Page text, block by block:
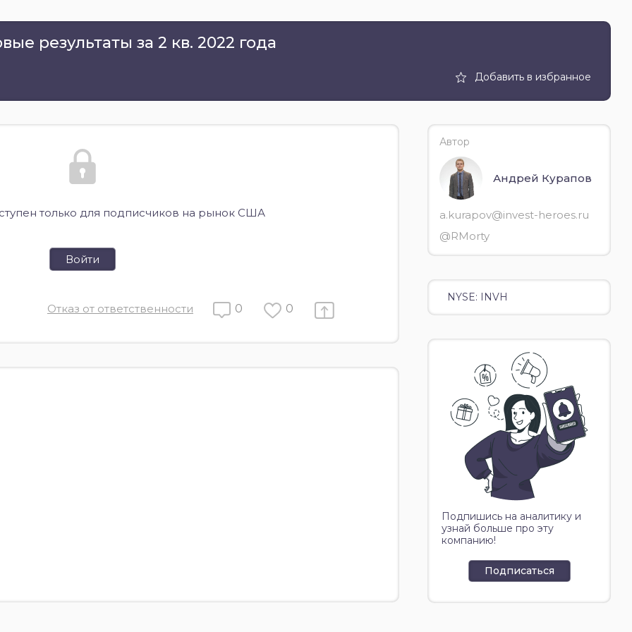
результаты за 2 кв. 2022 года
Добавить в избранное
только для подписчиков на рынок США
Войти
Отказ от ответственности 0 0
Автор
Андрей Курапов
a.kurapov@invest-heroes.ru
@RMorty
NYSE: INVH
Подпишись на аналитику и
узнай больше про эту
компанию!
Подписаться